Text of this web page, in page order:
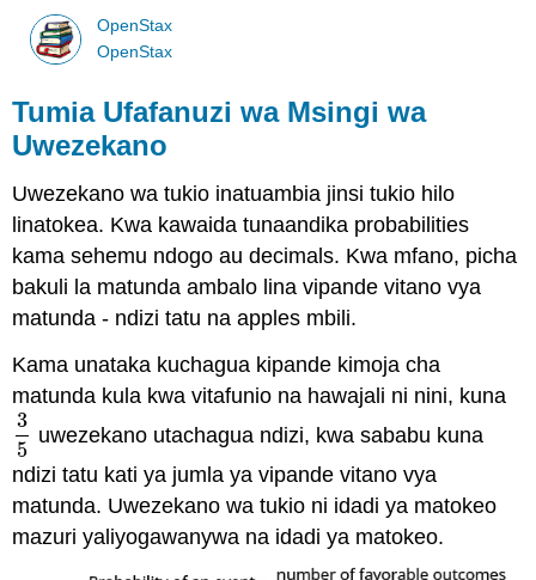
OpenStax
OpenStax
Tumia Ufafanuzi wa Msingi wa
Uwezekano
Uwezekano wa tukio inatuambia jinsi tukio hilo
linatokea. Kwa kawaida tunaandika probabilities
kama sehemu ndogo au decimals. Kwa mfano, picha
bakuli la matunda ambalo lina vipande vitano vya
matunda - ndizi tatu na apples mbili.
Kama unataka kuchagua kipande kimoja cha
matunda kula kwa vitafunio na hawajali ni nini, kuna
3
5
35 uwezekano utachagua ndizi, kwa sababu kuna
ndizi tatu kati ya jumla ya vipande vitano vya
matunda. Uwezekano wa tukio ni idadi ya matokeo
mazuri yaliyogawanywa na idadi ya matokeo.